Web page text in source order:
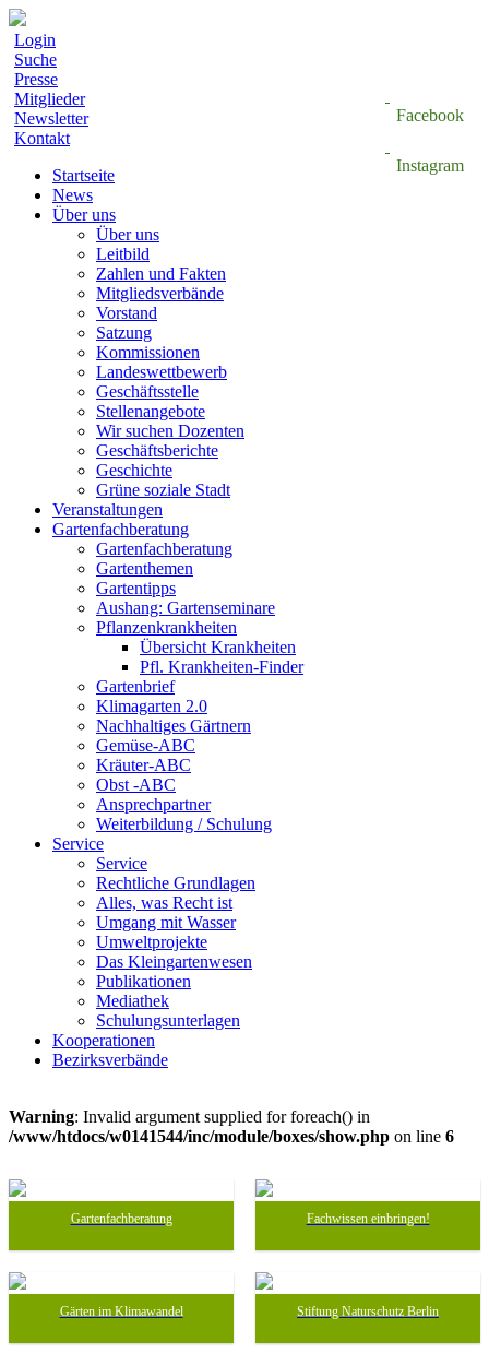
Login
Facebook
Instagram
Suche
Presse
Mitglieder
Newsletter
Kontakt
Startseite
News
Über uns
Über uns
Leitbild
Zahlen und Fakten
Mitgliedsverbände
Vorstand
Satzung
Kommissionen
Landeswettbewerb
Geschäftsstelle
Stellenangebote
Wir suchen Dozenten
Geschäftsberichte
Geschichte
Grüne soziale Stadt
Veranstaltungen
Gartenfachberatung
Gartenfachberatung
Gartenthemen
Gartentipps
Aushang: Gartenseminare
Pflanzenkrankheiten
Übersicht Krankheiten
Pfl. Krankheiten-Finder
Gartenbrief
Klimagarten 2.0
Nachhaltiges Gärtnern
Gemüse-ABC
Kräuter-ABC
Obst -ABC
Ansprechpartner
Weiterbildung / Schulung
Service
Service
Rechtliche Grundlagen
Alles, was Recht ist
Umgang mit Wasser
Umweltprojekte
Das Kleingartenwesen
Publikationen
Mediathek
Schulungsunterlagen
Kooperationen
Bezirksverbände
Warning: Invalid argument supplied for foreach() in
/www/htdocs/w0141544/inc/module/boxes/show.php on line 6
Gartenfachberatung Fachwissen einbringen!
Gärten im Klimawandel Stiftung Naturschutz Berlin